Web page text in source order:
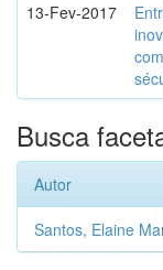
13-Fev-2017
Busca
Autor
Santos, Elaine